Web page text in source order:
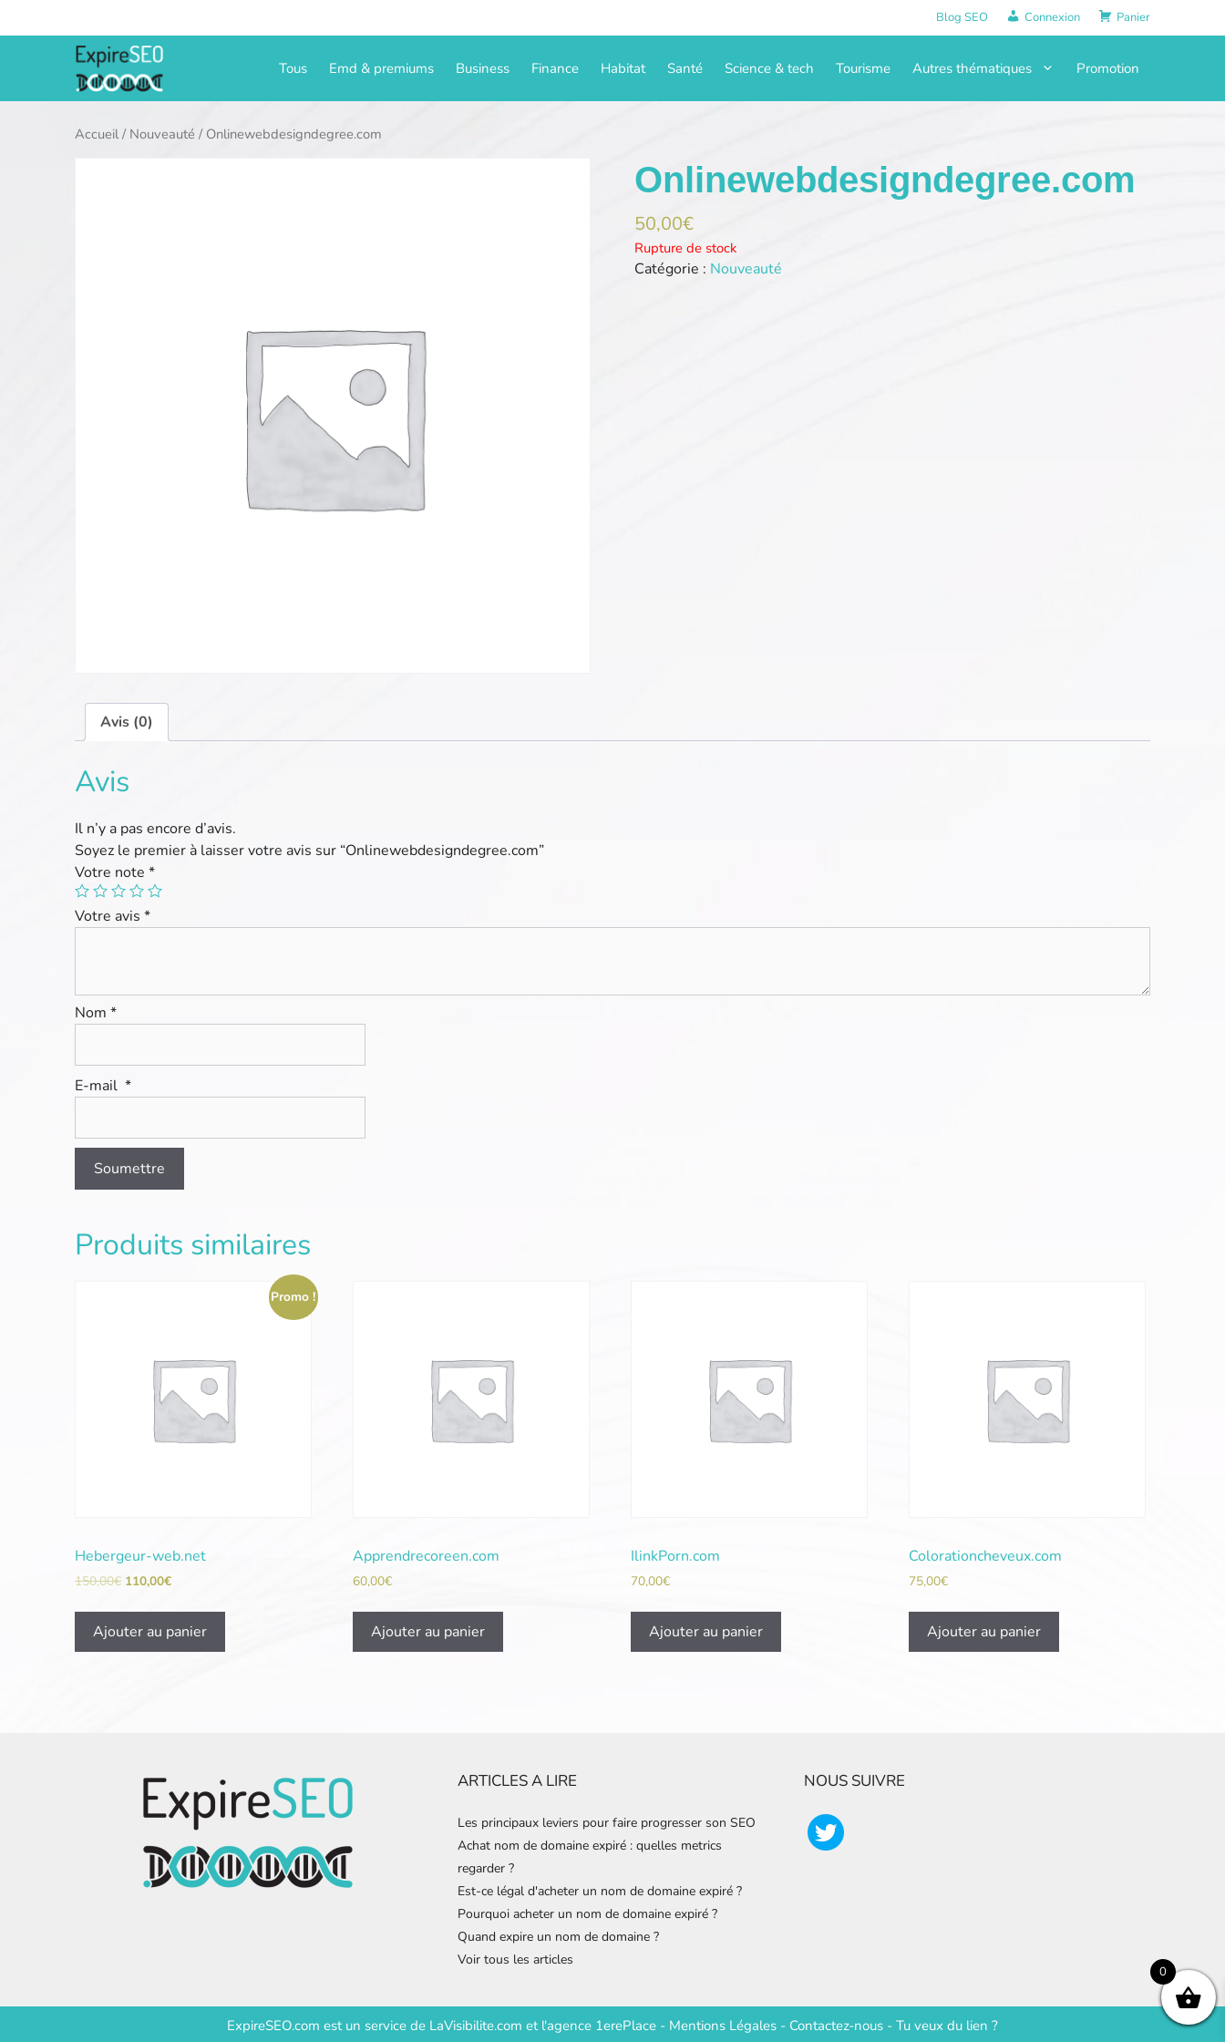
au
Blog SEO Connexion Panier
Tous Emd & premiums Business Finance Habitat Santé Science & tech Tourisme Autres thématiques Promotion
Accueil/ Nouveauté / Onlinewebdesigndegree.com
Onlinewebdesigndegree.com
50,00€
Rupture de stock
Catégorie : Nouveauté
Avis (0)
Avis
Il n’y a pas encore d’avis.
Soyez le premier à laisser votre avis sur “Onlinewebdesigndegree.com”
Votre note *
Votre avis *
Nom *
E-mail *
Produits similaires
Promo !
Hebergeur-web.net
150,00€ 110,00€
Ajouter au panier
Apprendrecoreen.com
60,00€
Ajouter au panier
IlinkPorn.com
70,00€
Ajouter au panier
Colorationcheveux.com
75,00€
Ajouter au panier
ARTICLES A LIRE
Les principaux leviers pour faire progresser son SEO
Achat nom de domaine expiré : quelles metrics
regarder ?
Est-ce légal d'acheter un nom de domaine expiré ?
Pourquoi acheter un nom de domaine expiré ?
Quand expire un nom de domaine ?
Voir tous les articles
NOUS SUIVRE
ExpireSEO.com est un service de LaVisibilite.com etl'agence 1erePlace - Mentions Légales - Contactez-nous - Tu veux du lien ?
0